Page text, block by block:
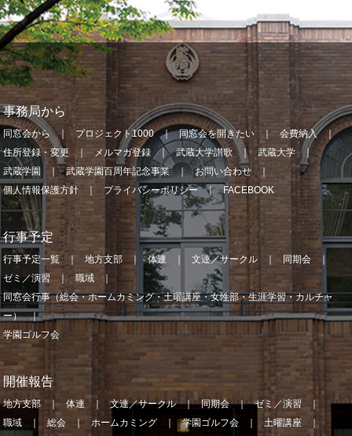
事務局から
同窓会から プロジェクト1000 同窓会を開きたい
会費納入
住所登録・変更
メルマガ登録 武蔵大学讃歌
武蔵大学
武蔵学園
武蔵学園百周年記念事業
お問い合わせ
個人情報保護方針
プライバシーポリシー FACEBOOK
行事予定
行事予定一覧 地方支部 体連 文連／サークル
同期会
ゼミ／演習
職域
同窓会行事（総会・ホームカミング・土曜講座・女性部・生涯学習・カルチャ
ー）
学園ゴルフ会
開催報告
地方支部 体連 文連／サークル 同期会
ゼミ／演習
職域
総会 ホームカミング 学園ゴルフ会 土曜講座